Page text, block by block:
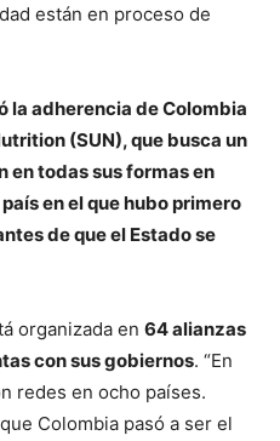
están en proceso de
la adherencia de Colombia
(SUN), que busca un
en todas sus formas en
en el que hubo primero
de que el Estado se
organizada en 64 alianzas
con sus gobiernos. “En
redes en ocho países.
Colombia pasó a ser el